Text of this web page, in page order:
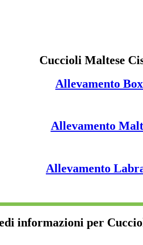
Cuccioli Maltese
Allevamento
Allevamento
Allevamento
informazioni per